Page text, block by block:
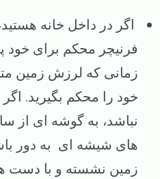
اگر در داخل خانه
فرنیچر محکم برای خود
زمانی که لرزش زمین
خود را محکم بگیرید.
نباشد، به گوشه ای از
های شیشه ای به دور
زمین نشسته و با دست